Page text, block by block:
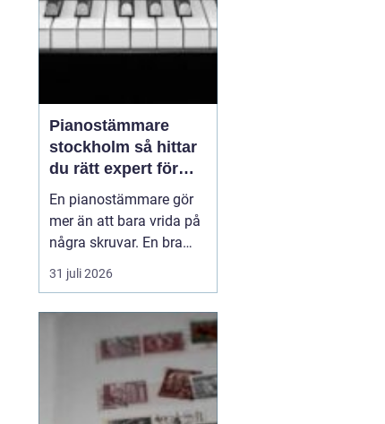
friståen...
Pianostämmare
stockholm så hittar
du rätt expert för
ditt piano
En pianostämmare gör
mer än att bara vrida på
några skruvar. En bra
stämning påverkar hur
pianot låter, känns och
som Stockholm, där
många bor i lägenhet
och klimatet växlar
kraftigt mellan
årstiderna, ställs extra
31 juli 2026